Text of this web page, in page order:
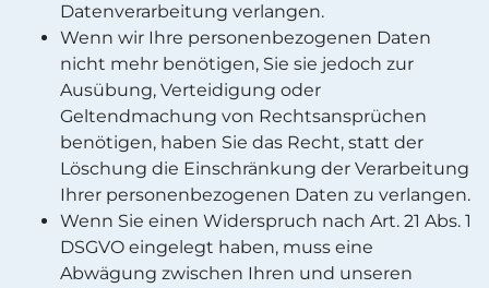
Datenverarbeitung verlangen.
Wenn wir Ihre personenbezogenen Daten
nicht mehr benötigen, Sie sie jedoch zur
Ausübung, Verteidigung oder
Geltendmachung von Rechtsansprüchen
benötigen, haben Sie das Recht, statt der
Löschung die Einschränkung der Verarbeitung
Ihrer personenbezogenen Daten zu verlangen.
Wenn Sie einen Widerspruch nach Art. 21 Abs. 1
DSGVO eingelegt haben, muss eine
Abwägung zwischen Ihren und unseren